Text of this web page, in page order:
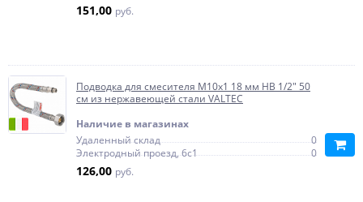
151,00 руб.
Подводка для смесителя М10х1 18 мм НВ 1/2" 50
см из нержавеющей стали VALTEC
Наличие в магазинах
Удаленный склад
0
Электродный проезд, 6с1
0
126,00 руб.